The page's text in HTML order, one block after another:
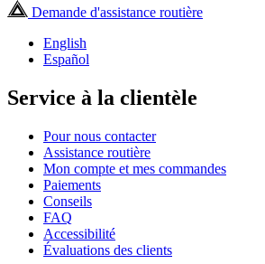
Demande d'assistance routière
English
Español
Service à la clientèle
Pour nous contacter
Assistance routière
Mon compte et mes commandes
Paiements
Conseils
FAQ
Accessibilité
Évaluations des clients